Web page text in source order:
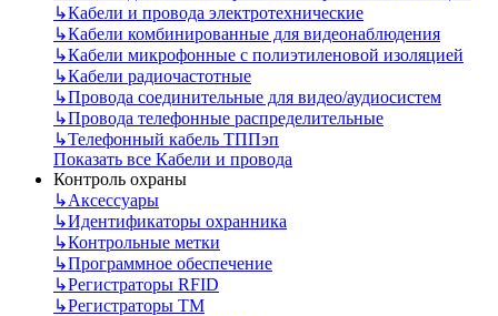
↳Кабели и провода электротехнические
↳Кабели комбинированные для видеонаблюдения
↳Кабели микрофонные с полиэтиленовой изоляцией
↳Кабели радиочастотные
↳Провода соединительные для видео/аудиосистем
↳Провода телефонные распределительные
↳Телефонный кабель ТППэп
Показать все Кабели и провода
Контроль охраны
↳Аксессуары
↳Идентификаторы охранника
↳Контрольные метки
↳Программное обеспечение
↳Регистраторы RFID
↳Регистраторы ТМ